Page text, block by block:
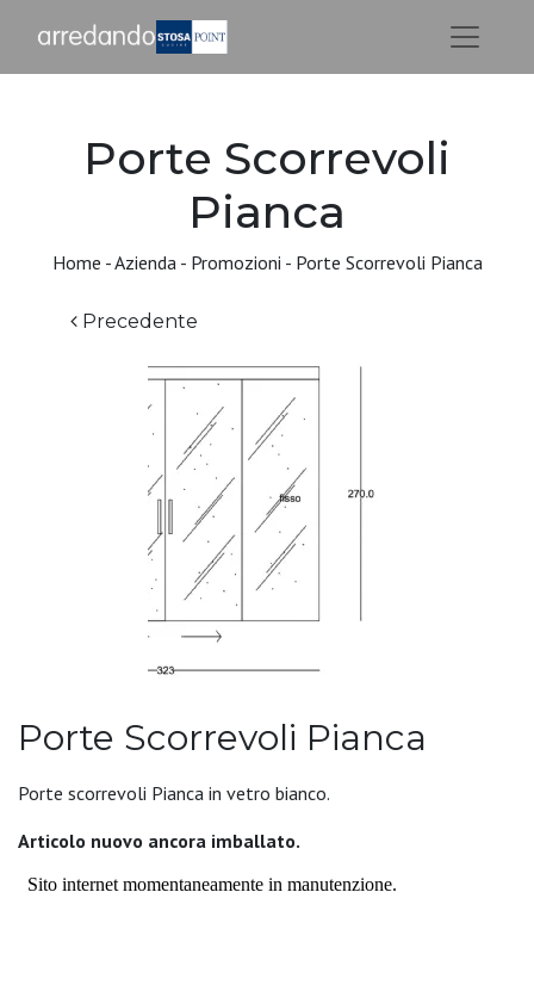
Porte Scorrevoli
Pianca
Home -Azienda - Promozioni - Porte Scorrevoli Pianca
Precedente
Porte Scorrevoli Pianca
Porte scorrevoli Pianca in vetro bianco.
Articolo nuovo ancora imballato.